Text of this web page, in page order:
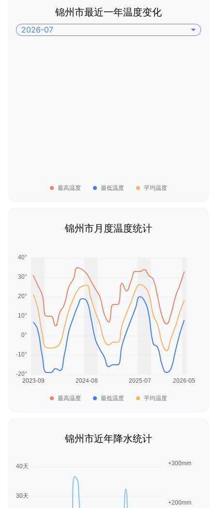
锦州市最近一年温度变化
2026-07
最高温度 最低温度 平均温度
锦州市月度温度统计
最高温度 最低温度 平均温度
锦州市近年降水统计